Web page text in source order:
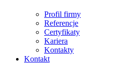
Profil firmy
Referencje
Certyfikaty
Kariera
Kontakty
Kontakt